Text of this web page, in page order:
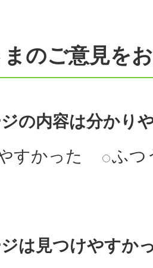
のご意見を
の内容は分かり
すかった
ふつ
は見つけやすか